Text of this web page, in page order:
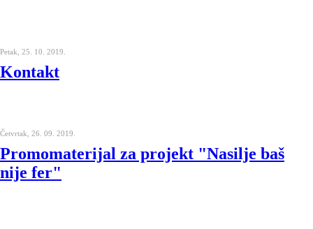
Petak, 25. 10. 2019.
Kontakt
Četvrtak, 26. 09. 2019.
Promomaterijal za projekt "Nasilje baš
nije fer"